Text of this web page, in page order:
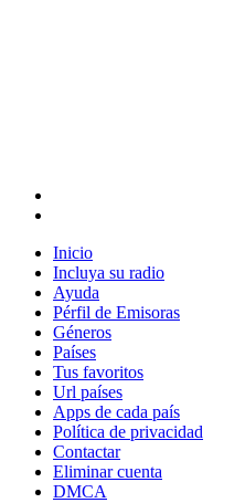
Inicio
Incluya su radio
Ayuda
Pérfil de Emisoras
Géneros
Países
Tus favoritos
Url países
Apps de cada país
Política de privacidad
Contactar
Eliminar cuenta
DMCA